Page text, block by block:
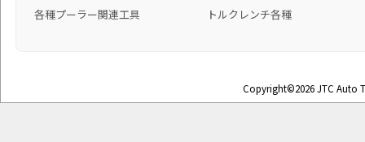
各種プーラー関連工具
トルクレンチ各種
Copyright©2026 JTC Auto